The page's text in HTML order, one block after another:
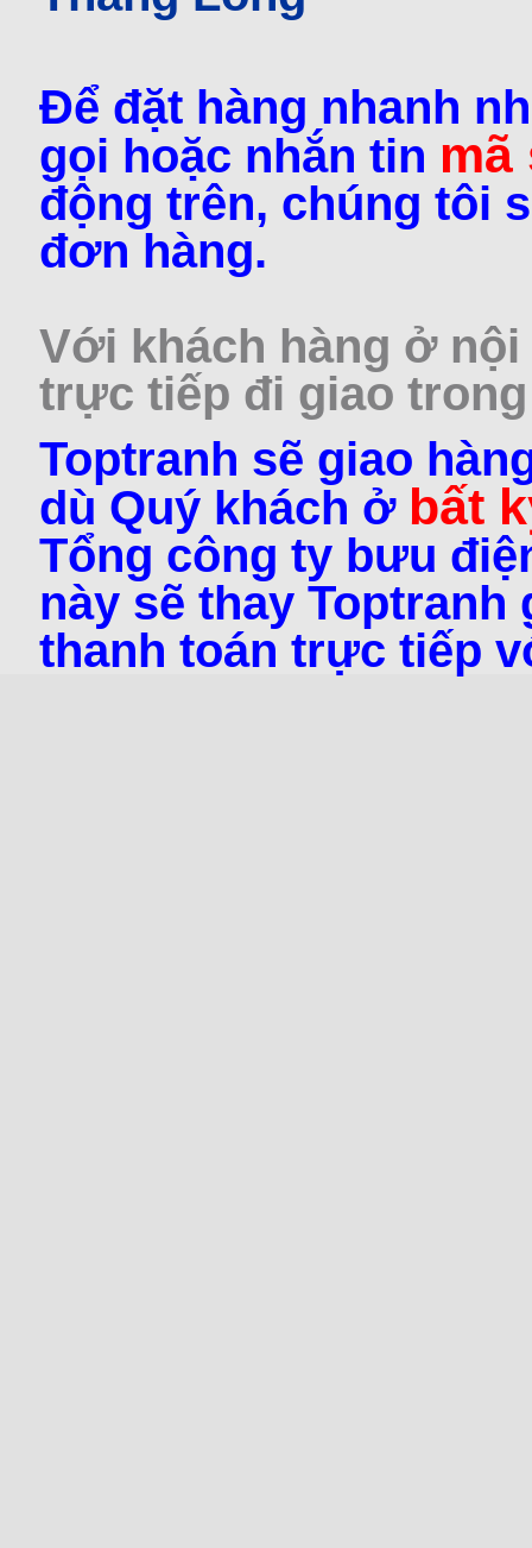
Để đặt hàng nhanh
gọi hoặc nhắn tin
động trên, chúng tôi
đơn hàng.
Với khách hàng ở
trực tiếp đi giao trong
Toptranh sẽ giao
dù Quý khách ở bất
Tổng công ty bưu
này sẽ thay
thanh toán trực tiếp